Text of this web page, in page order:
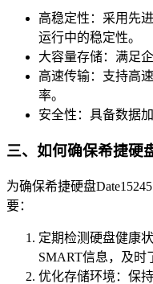
高稳定性：采用先
运行中的稳定性。
大容量存储：满足
高速传输：支持高
率。
安全性：具备数据
三、如何确保希捷硬
为确保希捷硬盘
要：
定期检测硬盘健康
SMART信息，及时
优化存储环境：保